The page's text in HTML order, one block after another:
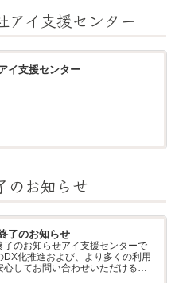
アイ支援センター
イ支援センター
のお知らせ
了のお知らせ
了のお知らせアイ支援センターで
DX化推進および、より多くの利用
心してお問い合わせいただける環